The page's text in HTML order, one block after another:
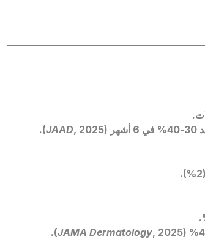
.
30-40% في 6 أشهر (
JAAD, 2025).
(2%).
JAMA Dermatology, 2025).